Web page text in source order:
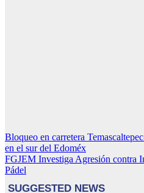
Navegación
de
entradas
Bloqueo en carretera
en el sur del Edoméx
FGJEM Investiga Agresión contra
Pádel